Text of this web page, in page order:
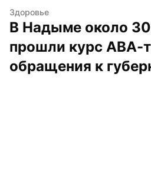
Здоровье
В Надыме около
прошли курс АВА-
обращения к